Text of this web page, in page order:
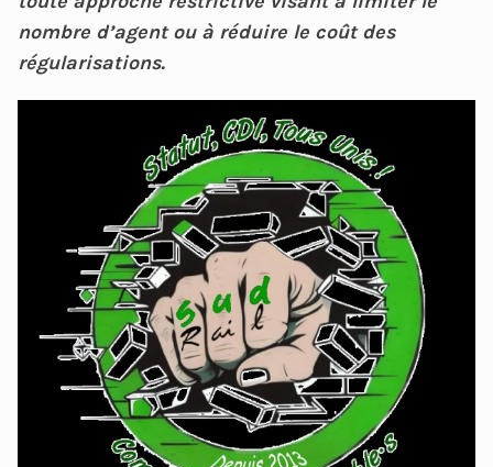
nombre d’agent ou à réduire le coût des
régularisations.